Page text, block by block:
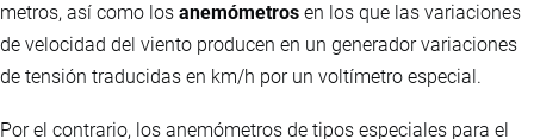
metros, así como los anemómetros en los que las variaciones
de velocidad del viento producen en un generador variaciones
de tensión traducidas en km/h por un voltímetro especial.
Por el contrario, los anemómetros de tipos especiales para el